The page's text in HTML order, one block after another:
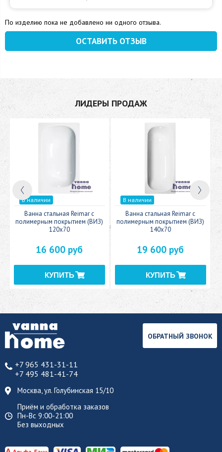
По изделию пока не добавлено ни одного отзыва.
ОСТАВИТЬ ОТЗЫВ
ЛИДЕРЫ ПРОДАЖ
В наличии
Ванна стальная Reimar с
полимерным покрытием (ВИЗ)
120x70
16 600 руб
В наличии
Ванна стальная Reimar с
полимерным покрытием (ВИЗ)
140x70
19 600 руб
+7 965 431-31-11
+7 495 481-41-74
Москва, ул. Голубинская 15/10
Приём и обработка заказов
Пн-Вс 9:00-21:00
Без выходных
ОБРАТНЫЙ ЗВОНОК